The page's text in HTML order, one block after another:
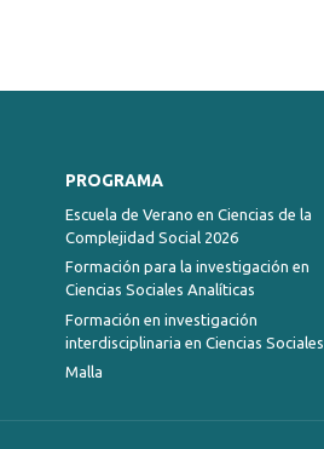
PROGRAMA
Escuela de Verano en Ciencias de la
Complejidad Social 2026
Formación para la investigación en
Ciencias Sociales Analíticas
Formación en investigación
interdisciplinaria en Ciencias Sociales
Malla